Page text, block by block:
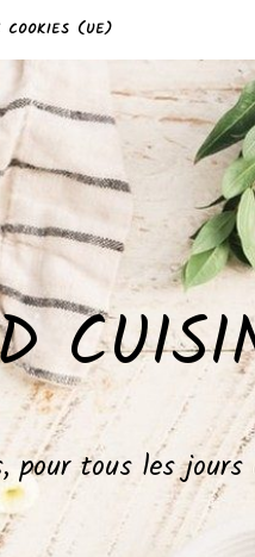
COOKIES (UE)
tous les